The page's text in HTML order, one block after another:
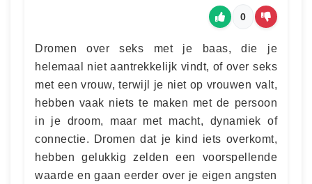
0
Dromen over seks met je baas, die je
helemaal niet aantrekkelijk vindt, of over seks
met een vrouw, terwijl je niet op vrouwen valt,
hebben vaak niets te maken met de persoon
in je droom, maar met macht, dynamiek of
connectie. Dromen dat je kind iets overkomt,
hebben gelukkig zelden een voorspellende
waarde en gaan eerder over je eigen angsten